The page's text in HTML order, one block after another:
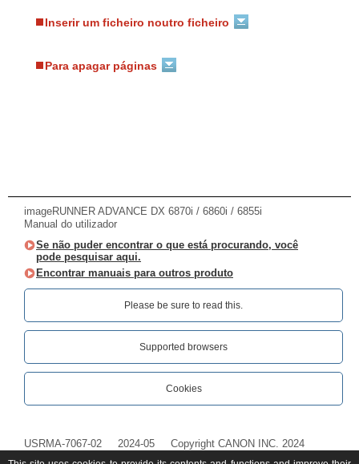
Inserir um ficheiro noutro ficheiro
Para apagar páginas
imageRUNNER ADVANCE DX 6870i / 6860i / 6855i
Manual do utilizador
Se não puder encontrar o que está procurando, você
pode pesquisar aqui.
Encontrar manuais para outros produto
Please be sure to read this.‎
Supported browsers
Cookies
USRMA-7067-02 2024-05 Copyright CANON INC. 2024